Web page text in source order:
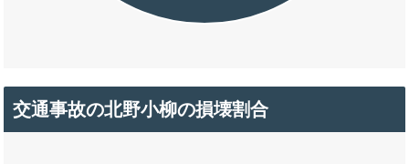
交通事故の北野小柳の損壊割合